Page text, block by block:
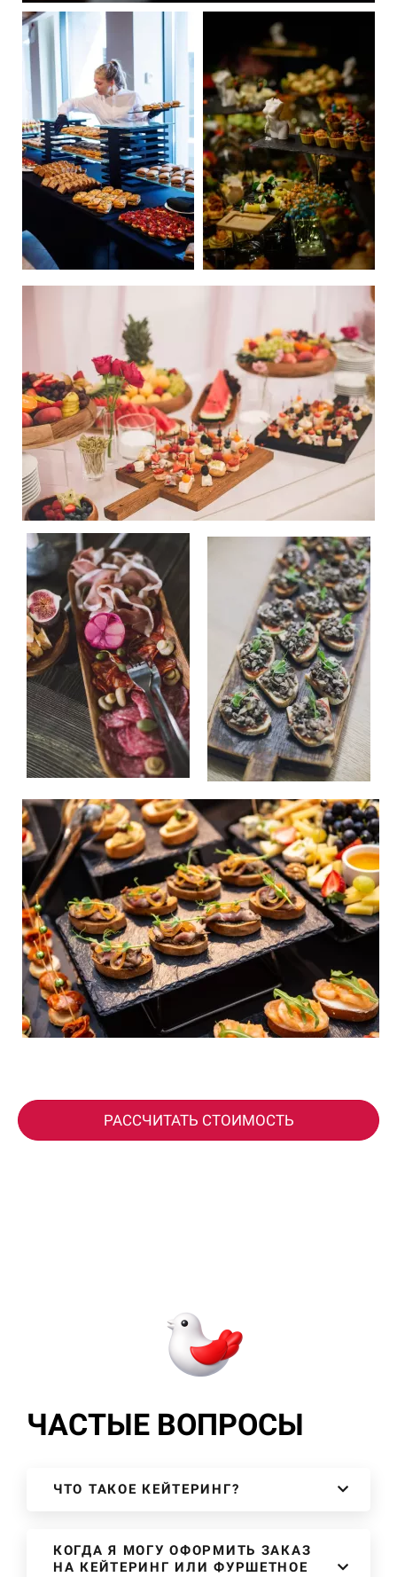
РАССЧИТАТЬ СТОИМОСТЬ
ЧАСТЫЕ ВОПРОСЫ
ЧТО ТАКОЕ КЕЙТЕРИНГ?
КОГДА Я МОГУ ОФОРМИТЬ ЗАКАЗ
НА КЕЙТЕРИНГ ИЛИ ФУРШЕТНОЕ